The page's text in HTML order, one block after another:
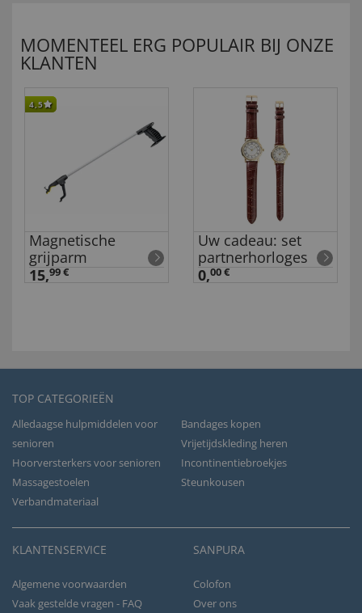
MOMENTEEL ERG POPULAIR BIJ ONZE
KLANTEN
4,5
Magnetische
grijparm
15,99 €
Uw cadeau: set
partnerhorloges
0,00 €
TOP CATEGORIEËN
Alledaagse hulpmiddelen voor
senioren
Bandages kopen
Vrijetijdskleding heren
Hoorversterkers voor senioren
Incontinentiebroekjes
Massagestoelen
Steunkousen
Verbandmateriaal
KLANTENSERVICE
Algemene voorwaarden
Vaak gestelde vragen - FAQ
SANPURA
Colofon
Over ons